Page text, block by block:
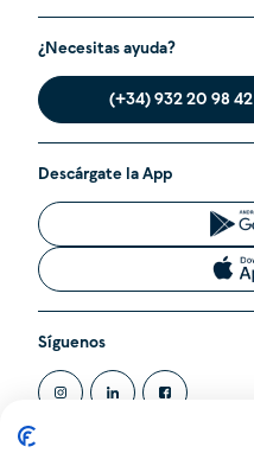
¿Necesitas ayuda?
(+34) 932 20 98 42
Descárgate la App
Síguenos